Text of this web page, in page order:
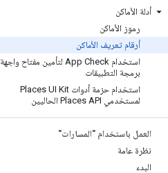
أدلة الأماكن
رموز الأماكن
أرقام تعريف الأماكن
استخدام App Check لتأمين مفتاح واجهة
برمجة التطبيقات
استخدام حزمة أدوات Places UI Kit
لمستخدمي Places API الحاليين
العمل باستخدام "المسارات"
نظرة عامة
البدء